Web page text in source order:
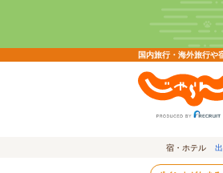
国内旅行・海外旅行や
宿・ホテル